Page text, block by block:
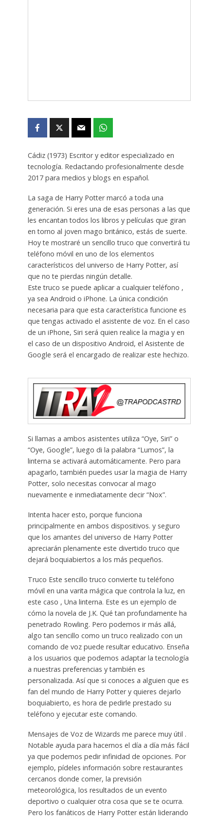
Cádiz (1973) Escritor y editor especializado en
tecnología. Redactando profesionalmente desde
2017 para medios y blogs en español.
La saga de Harry Potter marcó a toda una
generación. Si eres una de esas personas a las que
les encantan todos los libros y películas que giran
en torno al joven mago británico, estás de suerte.
Hoy te mostraré un sencillo truco que convertirá tu
teléfono móvil en uno de los elementos
característicos del universo de Harry Potter, así
que no te pierdas ningún detalle.
Este truco se puede aplicar a cualquier teléfono ,
ya sea Android o iPhone. La única condición
necesaria para que esta característica funcione es
que tengas activado el asistente de voz. En el caso
de un iPhone, Siri será quien realice la magia y en
el caso de un dispositivo Android, el Asistente de
Google será el encargado de realizar este hechizo.
Si llamas a ambos asistentes utiliza “Oye, Siri” o
“Oye, Google”, luego di la palabra “Lumos”, la
linterna se activará automáticamente. Pero para
apagarlo, también puedes usar la magia de Harry
Potter, solo necesitas convocar al mago
nuevamente e inmediatamente decir “Nox”.
Intenta hacer esto, porque funciona
principalmente en ambos dispositivos. y seguro
que los amantes del universo de Harry Potter
apreciarán plenamente este divertido truco que
dejará boquiabiertos a los más pequeños.
Truco Este sencillo truco convierte tu teléfono
móvil en una varita mágica que controla la luz, en
este caso , Una linterna. Este es un ejemplo de
cómo la novela de J.K. Qué tan profundamente ha
penetrado Rowling. Pero podemos ir más allá,
algo tan sencillo como un truco realizado con un
comando de voz puede resultar educativo. Enseña
a los usuarios que podemos adaptar la tecnología
a nuestras preferencias y también es
personalizada. Así que si conoces a alguien que es
fan del mundo de Harry Potter y quieres dejarlo
boquiabierto, es hora de pedirle prestado su
teléfono y ejecutar este comando.
Mensajes de Voz de Wizards me parece muy útil .
Notable ayuda para hacernos el día a día más fácil
ya que podemos pedir infinidad de opciones. Por
ejemplo, pídeles información sobre restaurantes
cercanos donde comer, la previsión
meteorológica, los resultados de un evento
deportivo o cualquier otra cosa que se te ocurra.
Pero los fanáticos de Harry Potter están liderando